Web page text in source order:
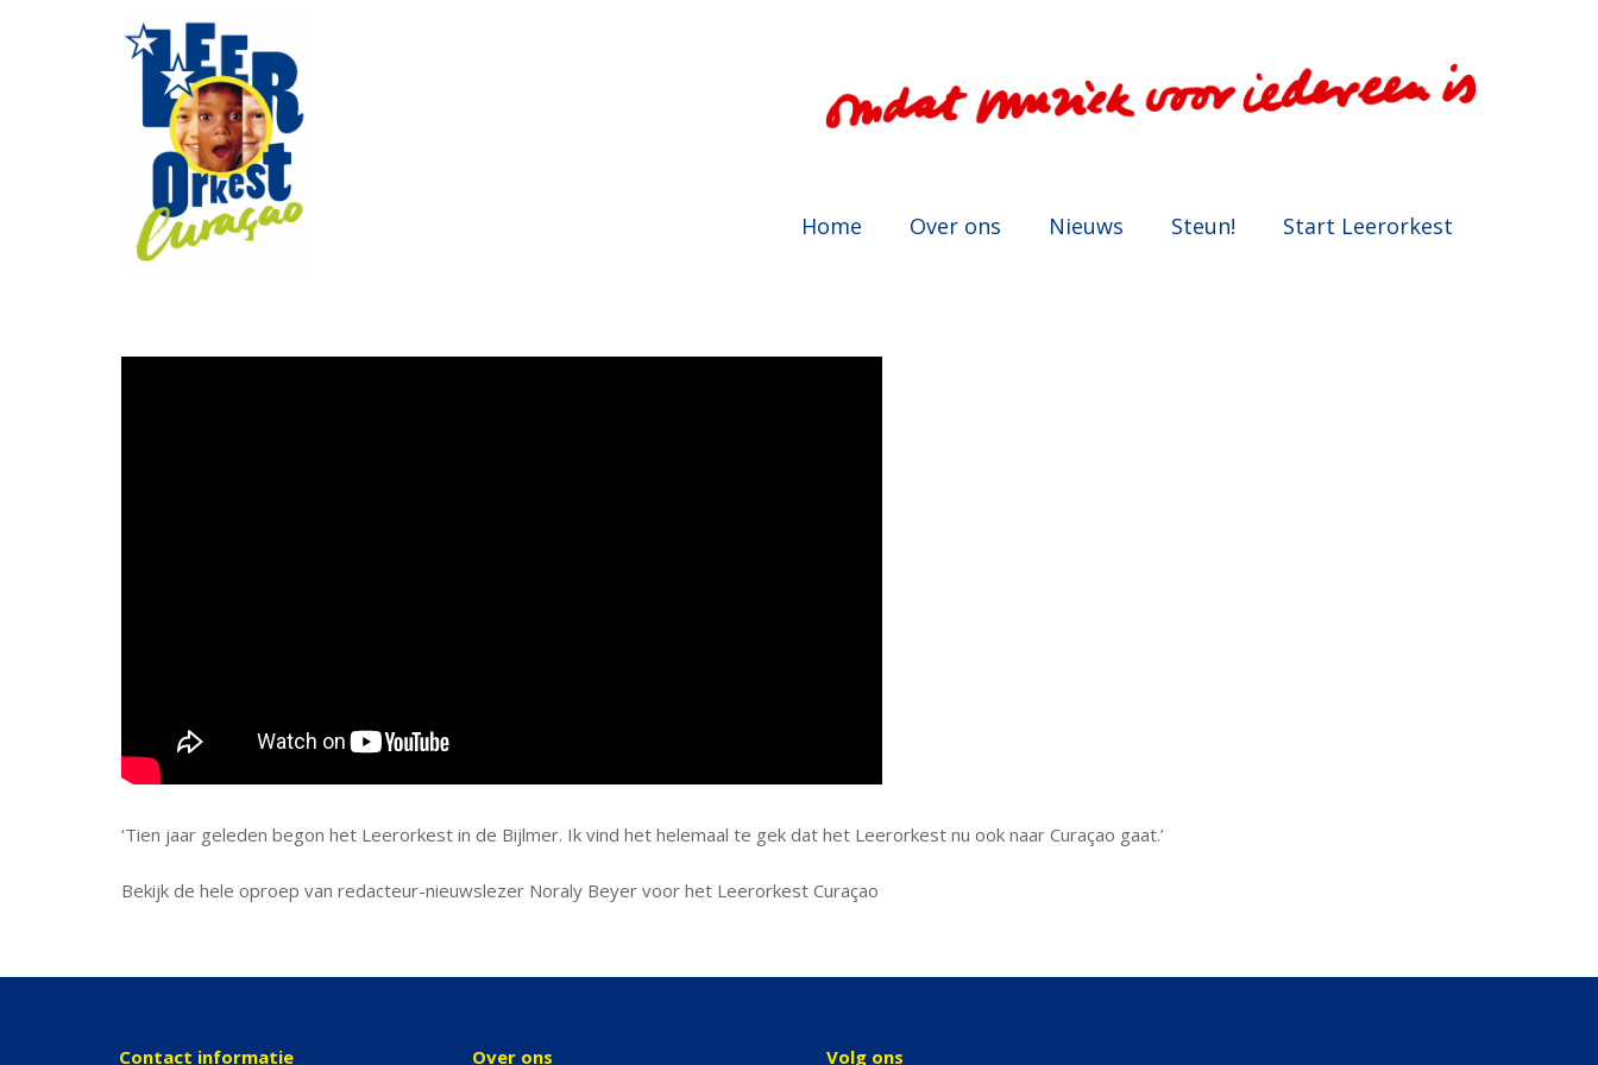
Home Over ons Nieuws Steun! Start Leerorkest
‘Tien jaar geleden begon het Leerorkest in de Bijlmer. Ik vind het helemaal te gek dat het Leerorkest nu ook naar Curaçao gaat.’
Bekijk de hele oproep van redacteur-nieuwslezer Noraly Beyer voor het Leerorkest Curaçao
Contact informatie Over ons Volg ons